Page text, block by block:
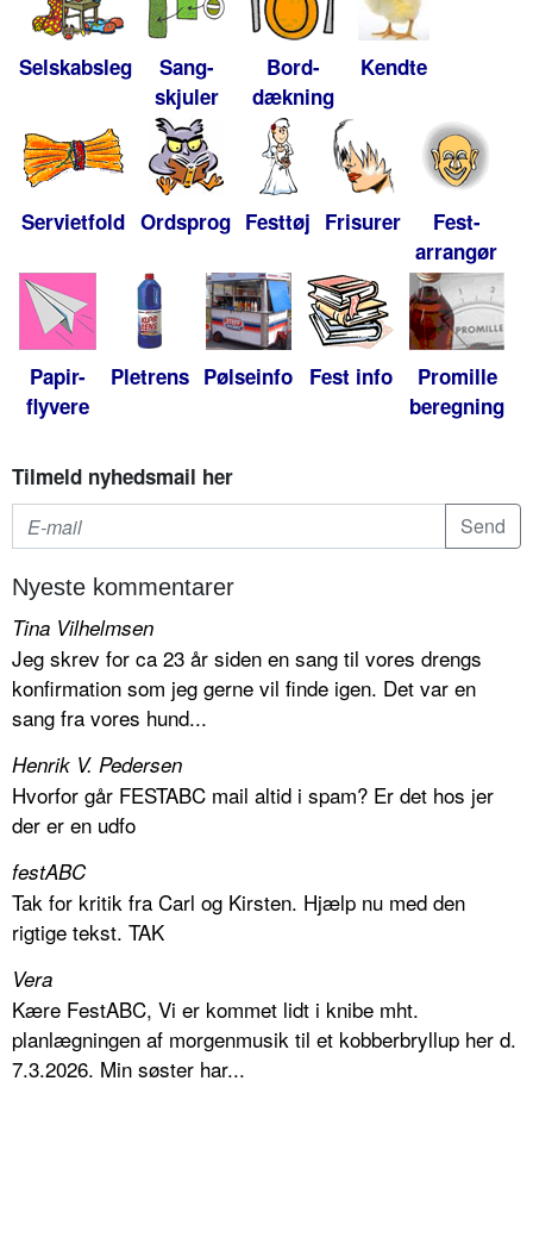
Selskabsleg
Sang-
skjuler
Bord-
dækning
Kendte
Servietfold Ordsprog Festtøj Frisurer
Fest-
arrangør
Papir-
flyvere
Pletrens Pølseinfo Fest info
Promille
beregning
Tilmeld nyhedsmail her
Nyeste kommentarer
Tina Vilhelmsen
Jeg skrev for ca 23 år siden en sang til vores drengs
konfirmation som jeg gerne vil finde igen. Det var en
sang fra vores hund...
Henrik V. Pedersen
Hvorfor går FESTABC mail altid i spam? Er det hos jer
der er en udfo
festABC
Tak for kritik fra Carl og Kirsten. Hjælp nu med den
rigtige tekst. TAK
Vera
Kære FestABC, Vi er kommet lidt i knibe mht.
planlægningen af morgenmusik til et kobberbryllup her d.
7.3.2026. Min søster har...